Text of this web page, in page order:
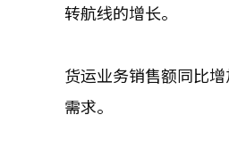
转航线的增长。
货运业务销售额同比
需求。